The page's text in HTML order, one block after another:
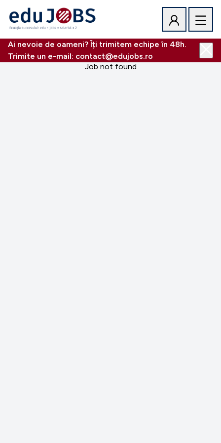
Ai nevoie de oameni? Îți trimitem echipe în 48h.
Trimite un e-mail: contact@edujobs.ro
Job not found